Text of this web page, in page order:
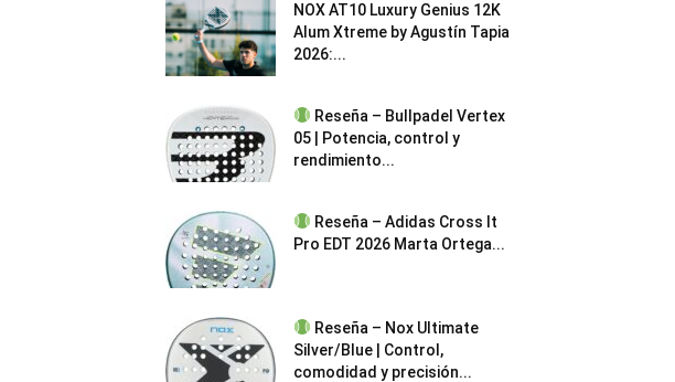
NOX AT10 Luxury Genius 12K
Alum Xtreme by Agustín Tapia
2026:...
Reseña – Bullpadel Vertex
05 | Potencia, control y
rendimiento...
Reseña – Adidas Cross It
Pro EDT 2026 Marta Ortega...
Reseña – Nox Ultimate
Silver/Blue | Control,
comodidad y precisión...